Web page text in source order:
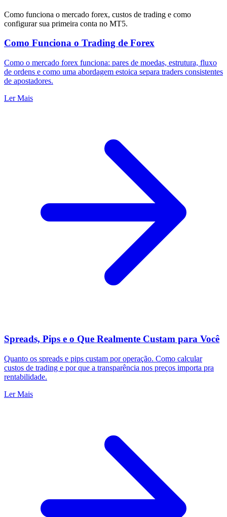
Como funciona o mercado forex, custos de trading e como
configurar sua primeira conta no MT5.
Como Funciona o Trading de Forex
Como o mercado forex funciona: pares de moedas, estrutura, fluxo
de ordens e como uma abordagem estoica separa traders consistentes
de apostadores.
Ler Mais
Spreads, Pips e o Que Realmente Custam para Você
Quanto os spreads e pips custam por operação. Como calcular
custos de trading e por que a transparência nos preços importa pra
rentabilidade.
Ler Mais